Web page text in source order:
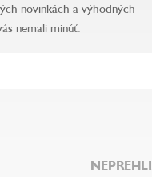
novinkách a výhodných
nemali minúť.